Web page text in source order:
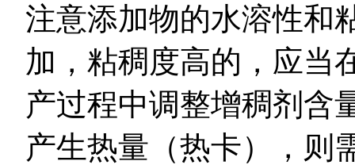
注意添加物的水溶性和
加，粘稠度高的，应当
产过程中调整增稠剂含
产生热量（热卡），则